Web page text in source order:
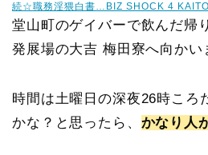
続☆職務淫猥白書…BIZ SHOCK 4 KAITO
堂山町のゲイバーで飲んだ帰
発展場の大吉 梅田寮へ向かい
時間は土曜日の深夜26時ころ
かな？と思ったら、 かなり人